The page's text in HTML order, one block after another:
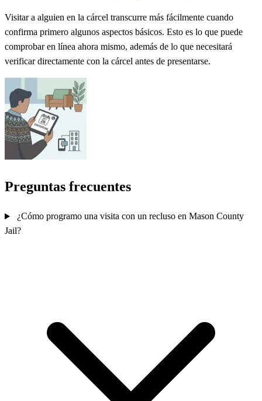
Visitar a alguien en la cárcel transcurre más fácilmente cuando
confirma primero algunos aspectos básicos. Esto es lo que puede
comprobar en línea ahora mismo, además de lo que necesitará
verificar directamente con la cárcel antes de presentarse.
Preguntas frecuentes
¿Cómo programo una visita con un recluso en Mason County
Jail?